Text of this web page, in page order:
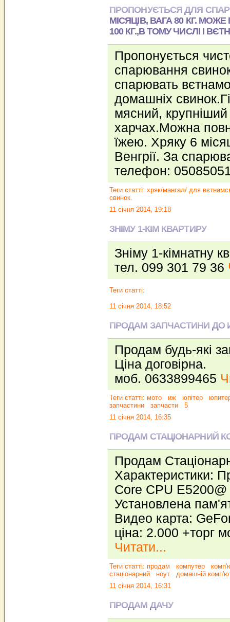
ПРОПОНУЄТЬСЯ ДЛЯ
МІСЯЦІВ, ВАГА 80 КГ.
100 КГ.,В ТОМУ ЧИСЛІ І
Пропонується
спарювання
спарювать
домашніх
мясний,
харчах.Можна
їжею. Хряку 6
Венгрії. За
телефон:
Теги статті: хряк/мангал/ для
свинок.
11 січня 2014, 19:18
ЗНІМУ 1-КІМ КВАРТИРУ
Зніму 1-кімнатну
тел. 099 301 79 36
Теги статті:
11 січня 2014, 18:52
ПРОДАМ ЗАПЧАСТИНИ ДО
Продам будь-які
Ціна договірна.
моб. 0633899465
Теги статті: мото иж юпітер
запчастини
запчасти
5
11 січня 2014, 16:35
ПРОДАМ СТАЦІОНАРНИЙ
Продам
Характеристики:
Core CPU
Установлена
Видео карта:
ціна: 2.000 +торг
Читати...
Теги статті: продам компутер
стаціонарний
ноут
домашній
11 січня 2014, 16:31
ПРОДАМ ДАЧУ